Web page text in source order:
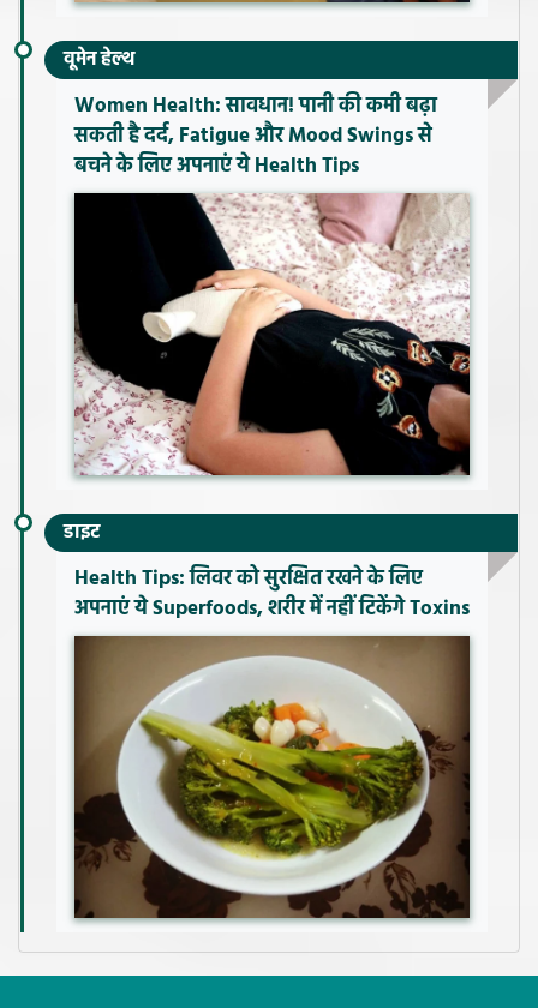
वूमेन हेल्थ
Women Health: सावधान! पानी की कमी बढ़ा
सकती है दर्द, Fatigue और Mood Swings से
बचने के लिए अपनाएं ये Health Tips
डाइट
Health Tips: लिवर को सुरक्षित रखने के लिए
अपनाएं ये Superfoods, शरीर में नहीं टिकेंगे Toxins